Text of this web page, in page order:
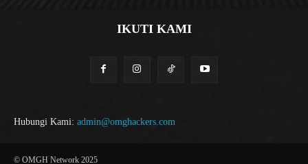
IKUTI KAMI
Hubungi Kami: admin@omghackers.com
© OMGH Network 2025